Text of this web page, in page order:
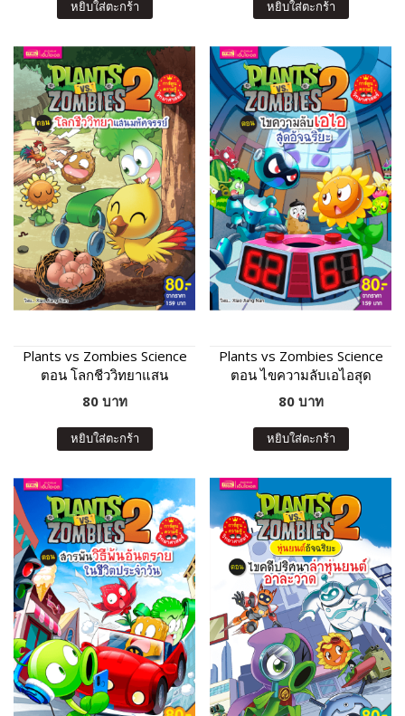
หยิบใส่ตะกร้า หยิบใส่ตะกร้า
Plants vs Zombies Science
ตอน โลกชีววิทยาแสน
มหัศจรรย์
80 บาท
หยิบใส่ตะกร้า
Plants vs Zombies Science
ตอน ไขความลับเอไอสุด
อัจฉริยะ
80 บาท
หยิบใส่ตะกร้า